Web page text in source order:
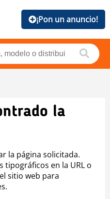
¡Pon un anuncio!
la
la página solicitada.
tipográficos en la URL o
sitio web para